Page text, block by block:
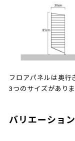
フロアパネルは奥
3つのサイズがありま
バリエーショ